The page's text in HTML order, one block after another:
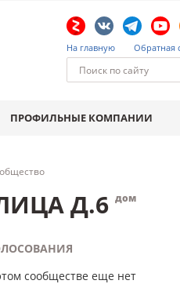
На главную Обратная
ПРОФИЛЬНЫЕ КОМПАНИИ
Д.6 дом
сообществе еще нет